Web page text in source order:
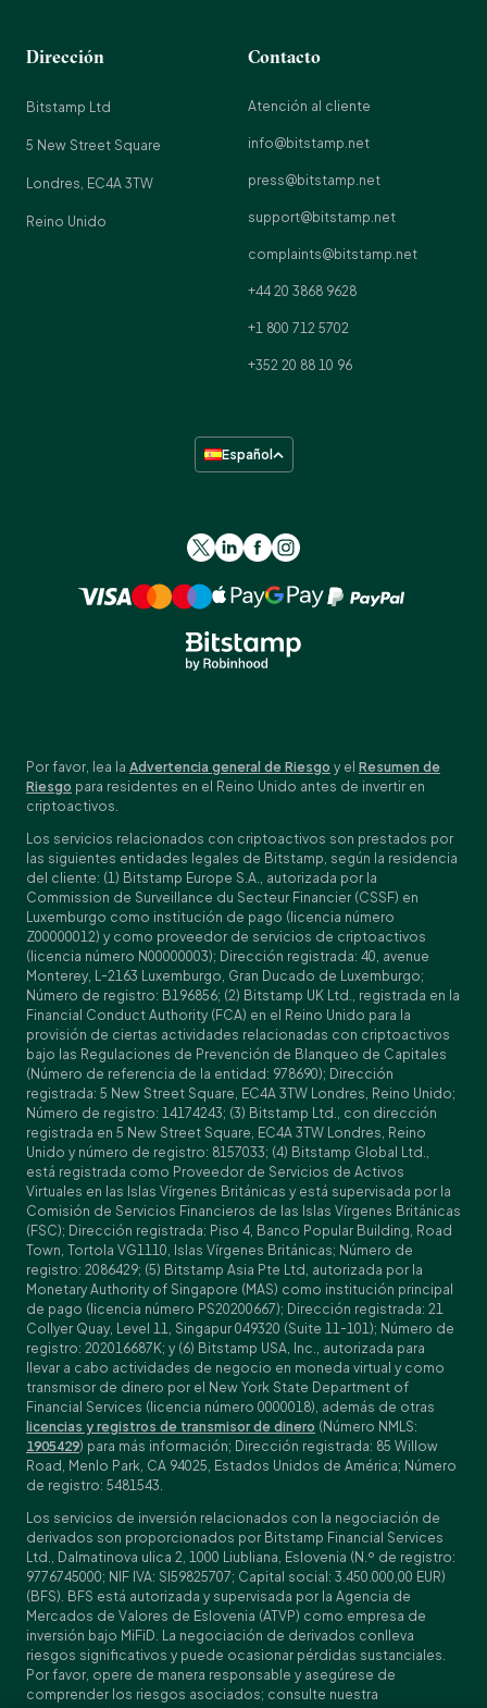
Dirección
Bitstamp Ltd
5 New Street Square
Londres, EC4A 3TW
Reino Unido
Contacto
Atención al cliente
info@bitstamp.net
press@bitstamp.net
support@bitstamp.net
complaints@bitstamp.net
+44 20 3868 9628
+1 800 712 5702
+352 20 88 10 96
Español
Por favor, lea la Advertencia general de Riesgo y el Resumen de
Riesgo para residentes en el Reino Unido antes de invertir en
criptoactivos.
Los servicios relacionados con criptoactivos son prestados por
las siguientes entidades legales de Bitstamp, según la residencia
del cliente: (1) Bitstamp Europe S.A., autorizada por la
Commission de Surveillance du Secteur Financier (CSSF) en
Luxemburgo como institución de pago (licencia número
Z00000012) y como proveedor de servicios de criptoactivos
(licencia número N00000003); Dirección registrada: 40, avenue
Monterey, L-2163 Luxemburgo, Gran Ducado de Luxemburgo;
Número de registro: B196856; (2) Bitstamp UK Ltd., registrada en la
Financial Conduct Authority (FCA) en el Reino Unido para la
provisión de ciertas actividades relacionadas con criptoactivos
bajo las Regulaciones de Prevención de Blanqueo de Capitales
(Número de referencia de la entidad: 978690); Dirección
registrada: 5 New Street Square, EC4A 3TW Londres, Reino Unido;
Número de registro: 14174243; (3) Bitstamp Ltd., con dirección
registrada en 5 New Street Square, EC4A 3TW Londres, Reino
Unido y número de registro: 8157033; (4) Bitstamp Global Ltd.,
está registrada como Proveedor de Servicios de Activos
Virtuales en las Islas Vírgenes Británicas y está supervisada por la
Comisión de Servicios Financieros de las Islas Vírgenes Británicas
(FSC); Dirección registrada: Piso 4, Banco Popular Building, Road
Town, Tortola VG1110, Islas Vírgenes Británicas; Número de
registro: 2086429; (5) Bitstamp Asia Pte Ltd, autorizada por la
Monetary Authority of Singapore (MAS) como institución principal
de pago (licencia número PS20200667); Dirección registrada: 21
Collyer Quay, Level 11, Singapur 049320 (Suite 11-101); Número de
registro: 202016687K; y (6) Bitstamp USA, Inc., autorizada para
llevar a cabo actividades de negocio en moneda virtual y como
transmisor de dinero por el New York State Department of
Financial Services (licencia número 0000018), además de otras
licencias y registros de transmisor de dinero (Número NMLS:
1905429) para más información; Dirección registrada: 85 Willow
Road, Menlo Park, CA 94025, Estados Unidos de América; Número
de registro: 5481543.
Los servicios de inversión relacionados con la negociación de
derivados son proporcionados por Bitstamp Financial Services
Ltd., Dalmatinova ulica 2, 1000 Liubliana, Eslovenia (N.º de registro:
9776745000; NIF IVA: SI59825707; Capital social: 3.450.000,00 EUR)
(BFS). BFS está autorizada y supervisada por la Agencia de
Mercados de Valores de Eslovenia (ATVP) como empresa de
inversión bajo MiFiD. La negociación de derivados conlleva
riesgos significativos y puede ocasionar pérdidas sustanciales.
Por favor, opere de manera responsable y asegúrese de
comprender los riesgos asociados; consulte nuestra